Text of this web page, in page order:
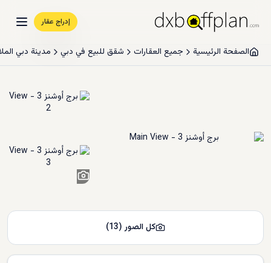
إدراج عقار
الصفحة الرئيسية جميع العقارات شقق للبيع في دبي مدينة دبي
كل الصور(
13
)